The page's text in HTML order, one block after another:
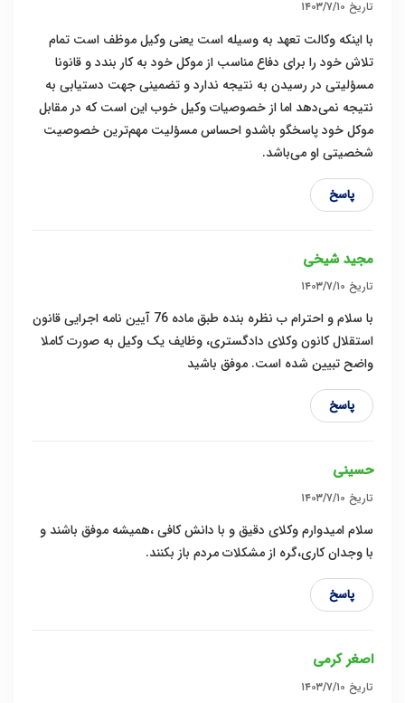
تاریخ ۱۴۰۳/۷/۱۰
با اینکه وکالت تعهد به وسیله است یعنی وکیل موظف است تمام
تلاش خود را برای دفاع مناسب از موکل خود به کار بندد و قانونا
مسؤلیتی در رسیدن به نتیجه ندارد و تضمینی جهت دستیابی به
نتیجه نمی‌دهد اما از خصوصیات وکیل خوب این است که در مقابل
موکل خود پاسخگو باشدو احساس مسؤلیت مهم‌ترین خصوصیت
شخصیتی او می‌باشد.
پاسخ
مجید شیخی
تاریخ ۱۴۰۳/۷/۱۰
با سلام و احترام ب نظره بنده طبق ماده 76 آیین نامه اجرایی قانون
استقلال کانون وکلای دادگستری، وظایف یک وکیل به صورت کاملا
واضح تبیین شده است. موفق باشید
پاسخ
حسینی
تاریخ ۱۴۰۳/۷/۱۰
سلام امیدوارم وکلای دقیق و با دانش کافی ،همیشه موفق باشند و
با وجدان کاری،گره از مشکلات مردم باز بکنند.
پاسخ
اصغر کرمی
تاریخ ۱۴۰۳/۷/۱۰